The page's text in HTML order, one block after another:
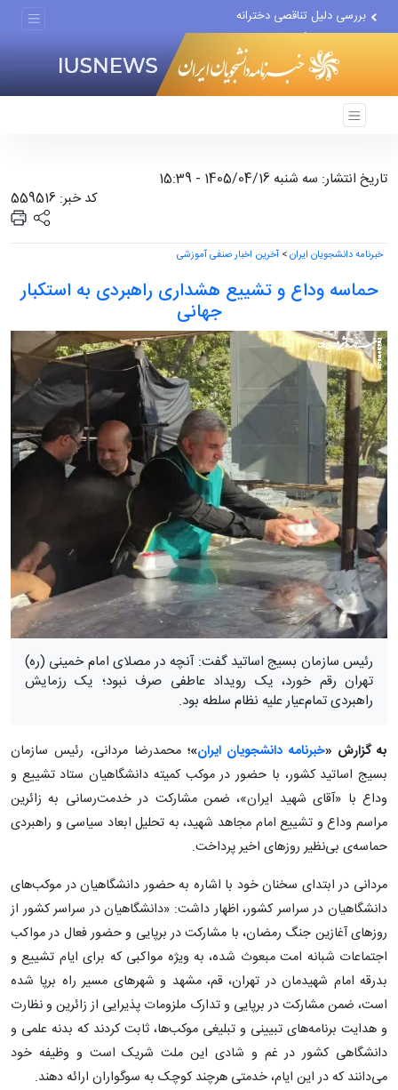
اجرای مدل تأمین مالی مشاغل...
تغییر ناگهانی روی نیمکت...
تاریخ انتشار: سه شنبه 1405/04/16 - 15:39
کد خبر: 559516
خبرنامه دانشجویان ایران> آخرین اخبار صنفی آموزشی
حماسه وداع و تشییع هشداری راهبردی به استکبار
جهانی
رئیس سازمان بسیج اساتید گفت: آنچه در مصلای امام خمینی (ره)
تهران رقم خورد، یک رویداد عاطفی صرف نبود؛ یک رزمایش
راهبردی تمام‌عیار علیه نظام سلطه بود.
به گزارش «خبرنامه دانشجویان ایران»؛ محمدرضا مردانی، رئیس سازمان
بسیج اساتید کشور، با حضور در موکب کمیته دانشگاهیان ستاد تشییع و
وداع با «آقای شهید ایران»، ضمن مشارکت در خدمت‌رسانی به زائرین
مراسم وداع و تشییع امام مجاهد شهید، به تحلیل ابعاد سیاسی و راهبردی
حماسه‌ی بی‌نظیر روزهای اخیر پرداخت.
مردانی در ابتدای سخنان خود با اشاره به حضور دانشگاهیان در موکب‌های
دانشگاهیان در سراسر کشور، اظهار داشت: «دانشگاهیان در سراسر کشور از
روزهای آغازین جنگ رمضان، با مشارکت در برپایی و حضور فعال در مواکب
اجتماعات شبانه امت مبعوث شده، به ویژه مواکبی که برای ایام تشییع و
بدرقه امام شهیدمان در تهران، قم، مشهد و شهرهای مسیر راه برپا شده
است، ضمن مشارکت در برپایی و تدارک ملزومات پذیرایی از زائرین و نظارت
و هدایت برنامه‌های تبیینی و تبلیغی موکب‌ها، ثابت کردند که بدنه علمی و
دانشگاهی کشور در غم و شادی این ملت شریک است و وظیفه خود
می‌دانند که در این ایام، خدمتی هرچند کوچک به سوگواران ارائه دهند.